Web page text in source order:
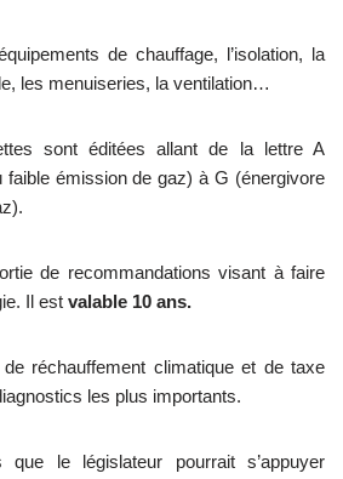
de chauffage, l’isolation, la
les menuiseries, la ventilation…
sont éditées allant de la lettre A
faible émission de gaz) à G (énergivore
de recommandations visant à faire
Il est valable 10 ans.
de réchauffement climatique et de taxe
les plus importants.
que le législateur pourrait s’appuyer